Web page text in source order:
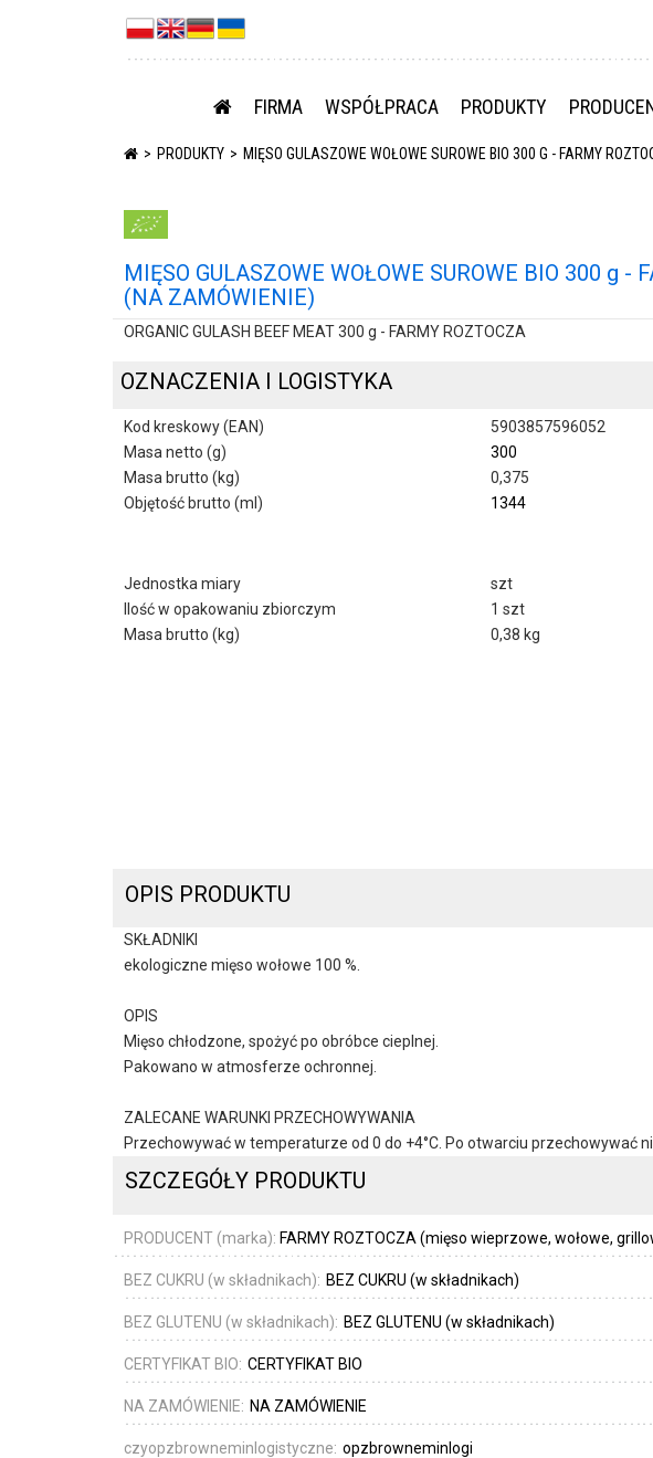
FIRMA WSPÓŁPRACA PRODUKTY
PRODUKTY MIĘSO GULASZOWE WOŁOWE SUROWE BIO 300 G - FARMY
MIĘSO GULASZOWE WOŁOWE SUROWE BIO 300 g -
(NA ZAMÓWIENIE)
ORGANIC GULASH BEEF MEAT 300 g - FARMY ROZTOCZA
OZNACZENIA I LOGISTYKA
Kod kreskowy (EAN)
5903857596052
Masa netto (g)
300
Masa brutto (kg)
0,375
Objętość brutto (ml)
1344
Jednostka miary
szt
Ilość w opakowaniu zbiorczym
1 szt
Masa brutto (kg)
0,38 kg
OPIS PRODUKTU
SKŁADNIKI
ekologiczne mięso wołowe 100 %.
OPIS
Mięso chłodzone, spożyć po obróbce cieplnej.
Pakowano w atmosferze ochronnej.
ZALECANE WARUNKI PRZECHOWYWANIA
Przechowywać w temperaturze od 0 do +4°C. Po otwarciu przechowywać
SZCZEGÓŁY PRODUKTU
PRODUCENT (marka): FARMY ROZTOCZA (mięso wieprzowe, wołowe,
BEZ CUKRU (w składnikach): BEZ CUKRU (w składnikach)
BEZ GLUTENU (w składnikach): BEZ GLUTENU (w składnikach)
CERTYFIKAT BIO: CERTYFIKAT BIO
NA ZAMÓWIENIE: NA ZAMÓWIENIE
czyopzbrowneminlogistyczne: opzbrowneminlogi